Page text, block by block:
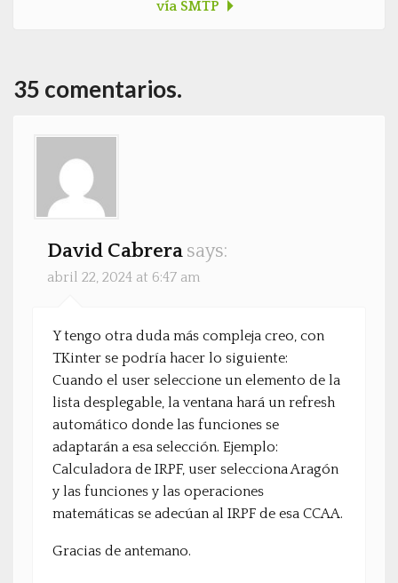
vía SMTP
35 comentarios.
David Cabrera says:
abril 22, 2024 at 6:47 am
Y tengo otra duda más compleja creo, con
TKinter se podría hacer lo siguiente:
Cuando el user seleccione un elemento de la
lista desplegable, la ventana hará un refresh
automático donde las funciones se
adaptarán a esa selección. Ejemplo:
Calculadora de IRPF, user selecciona Aragón
y las funciones y las operaciones
matemáticas se adecúan al IRPF de esa CCAA.
Gracias de antemano.